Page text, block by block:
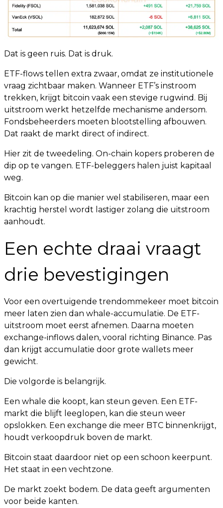
Dat is geen ruis. Dat is druk.
ETF-flows tellen extra zwaar, omdat ze institutionele
vraag zichtbaar maken. Wanneer ETF’s instroom
trekken, krijgt bitcoin vaak een stevige rugwind. Bij
uitstroom werkt hetzelfde mechanisme andersom.
Fondsbeheerders moeten blootstelling afbouwen.
Dat raakt de markt direct of indirect.
Hier zit de tweedeling. On-chain kopers proberen de
dip op te vangen. ETF-beleggers halen juist kapitaal
weg.
Bitcoin kan op die manier wel stabiliseren, maar een
krachtig herstel wordt lastiger zolang die uitstroom
aanhoudt.
Een echte draai vraagt
drie bevestigingen
Voor een overtuigende trendommekeer moet bitcoin
meer laten zien dan whale-accumulatie. De ETF-
uitstroom moet eerst afnemen. Daarna moeten
exchange-inflows dalen, vooral richting Binance. Pas
dan krijgt accumulatie door grote wallets meer
gewicht.
Die volgorde is belangrijk.
Een whale die koopt, kan steun geven. Een ETF-
markt die blijft leeglopen, kan die steun weer
opslokken. Een exchange die meer BTC binnenkrijgt,
houdt verkoopdruk boven de markt.
Bitcoin staat daardoor niet op een schoon keerpunt.
Het staat in een vechtzone.
De markt zoekt bodem. De data geeft argumenten
voor beide kanten.